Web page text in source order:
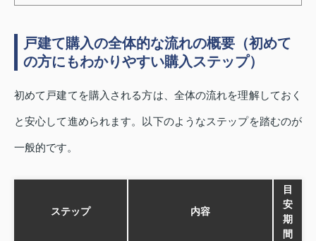
戸建て購入の全体的な流れの概要（初めて
の方にもわかりやすい購入ステップ）
初めて戸建てを購入される方は、全体の流れを理解しておく
と安心して進められます。以下のようなステップを踏むのが
一般的です。
ステップ 内容
目
安
期
間